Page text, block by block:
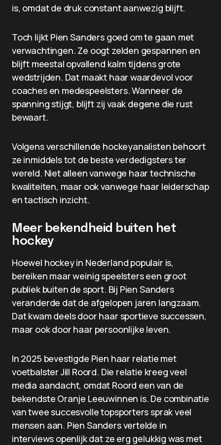
is, omdat de druk constant aanwezig blijft.
Toch lijkt Pien Sanders goed om te gaan met
verwachtingen. Ze oogt zelden gespannen en
blijft meestal opvallend kalm tijdens grote
wedstrijden. Dat maakt haar waardevol voor
coaches en medespeelsters. Wanneer de
spanning stijgt, blijft zij vaak degene die rust
bewaart.
Volgens verschillende hockeyanalisten behoort
ze inmiddels tot de beste verdedigsters ter
wereld. Niet alleen vanwege haar technische
kwaliteiten, maar ook vanwege haar leiderschap
en tactisch inzicht.
Meer bekendheid buiten het
hockey
Hoewel hockey in Nederland populair is,
bereiken maar weinig speelsters een groot
publiek buiten de sport. Bij Pien Sanders
veranderde dat de afgelopen jaren langzaam.
Dat kwam deels door haar sportieve successen,
maar ook door haar persoonlijke leven.
In 2025 bevestigde Pien haar relatie met
voetbalster Jill Roord. Die relatie kreeg veel
media aandacht, omdat Roord een van de
bekendste Oranje Leeuwinnen is. De combinatie
van twee succesvolle topsporters sprak veel
mensen aan. Pien Sanders vertelde in
interviews openlijk dat ze erg gelukkig was met